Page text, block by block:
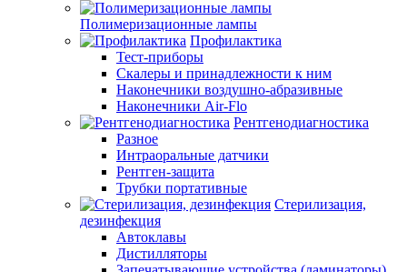
Полимеризационные лампы
Профилактика
Тест-приборы
Скалеры и принадлежности к ним
Наконечники воздушно-абразивные
Наконечники Air-Flo
Рентгенодиагностика
Разное
Интраоральные датчики
Рентген-защита
Трубки портативные
Стерилизация,
дезинфекция
Автоклавы
Дистилляторы